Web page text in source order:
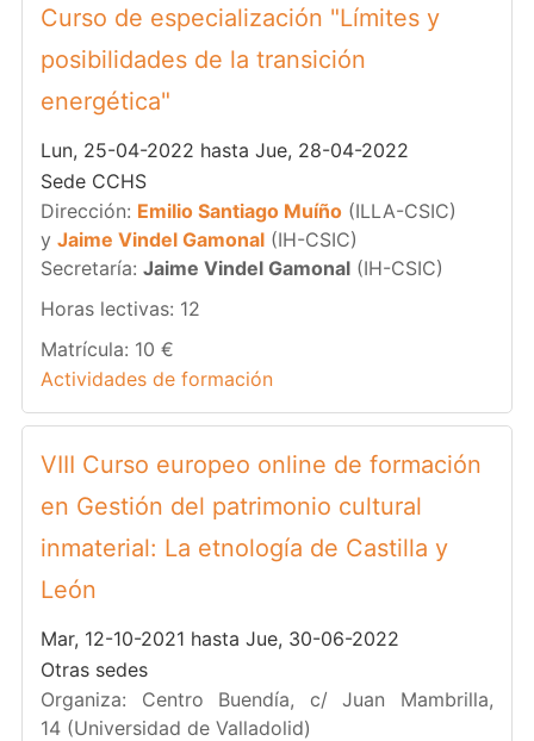
Curso de especialización "Límites y
posibilidades de la transición
energética"
Lun, 25-04-2022 hasta Jue, 28-04-2022
Sede CCHS
Dirección: Emilio Santiago Muíño(ILLA-CSIC)
y Jaime Vindel Gamonal(IH-CSIC)
Secretaría: Jaime Vindel Gamonal(IH-CSIC)
Horas lectivas: 12
Matrícula: 10 €
Actividades de formación
VIII Curso europeo online de formación
en Gestión del patrimonio cultural
inmaterial: La etnología de Castilla y
León
Mar, 12-10-2021 hasta Jue, 30-06-2022
Otras sedes
Organiza: Centro Buendía, c/ Juan Mambrilla,
14 (Universidad de Valladolid)